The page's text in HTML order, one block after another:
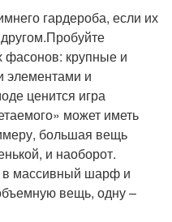
гардероба, если их
фасонов: крупные и
элементами и
ценится игра
может иметь
большая вещь
и наоборот.
в массивный шарф и
вещь, одну –